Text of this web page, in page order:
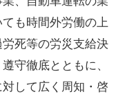
も時間外労働の上
死等の労災支給決
守徹底とともに、
して広く周知・啓